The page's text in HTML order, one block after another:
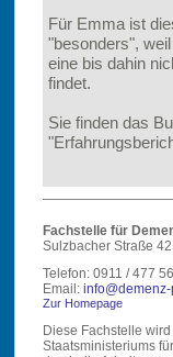
Für Emma ist
"besonders",
eine bis dahin
findet.
Sie finden das
Fachstelle für
Sulzbacher Straße
Telefon: 0911 / 477
Email:
Zur Homepage
Diese Fachstelle
Staatsministeriums